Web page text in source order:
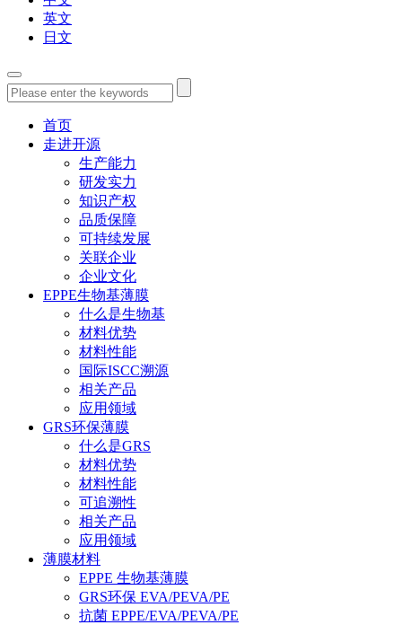
英文
日文
首页
走进开源
生产能力
研发实力
知识产权
品质保障
可持续发展
关联企业
企业文化
EPPE生物基薄膜
什么是生物基
材料优势
材料性能
国际ISCC溯源
相关产品
应用领域
GRS环保薄膜
什么是GRS
材料优势
材料性能
可追溯性
相关产品
应用领域
薄膜材料
EPPE 生物基薄膜
GRS环保 EVA/PEVA/PE
抗菌 EPPE/EVA/PEVA/PE